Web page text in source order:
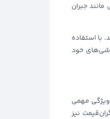
جبران
با استفاده
خود
که این خود ویژگی مهمی
نیز